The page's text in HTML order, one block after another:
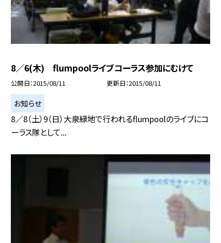
8／6(木) flumpoolライブコーラス参加にむけて
公開日 2015/08/11 更新日 2015/08/11
お知らせ
8／8（土）9（日）大泉緑地で行われるflumpoolのライブにコ
ーラス隊として...